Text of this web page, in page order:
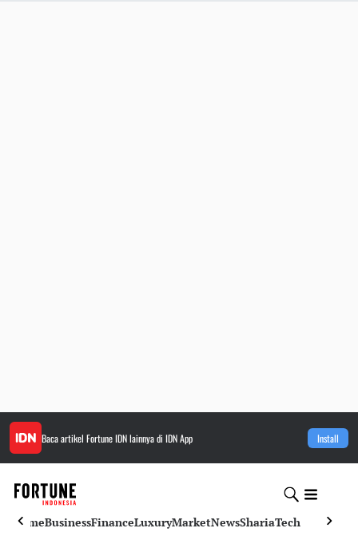
Baca artikel Fortune IDNlainnya di IDN App Install
HomeBusinessFinanceLuxuryMarketNewsShariaTech